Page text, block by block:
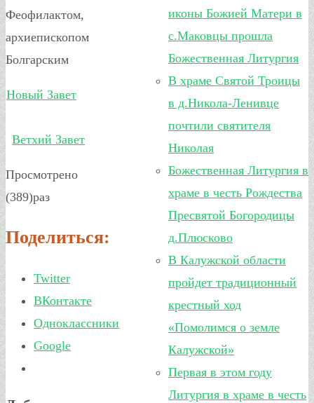
Феофилактом,
архиепископом
Болгарским
Новый Завет
Ветхий Завет
Просмотрено
(389)раз
Поделиться:
Twitter
ВКонтакте
Одноклассники
Google
иконы Божией Матери в
с.Маковцы прошла
Божественная Литургия
В храме Святой Троицы
в д.Никола-Ленивце
почтили святителя
Николая
Божественная Литургия в
храме в честь Рождества
Пресвятой Богородицы
д.Плюсково
В Калужской области
пройдет традиционный
крестный ход
«Помолимся о земле
Калужской»
Первая в этом году
Литургия в храме в честь